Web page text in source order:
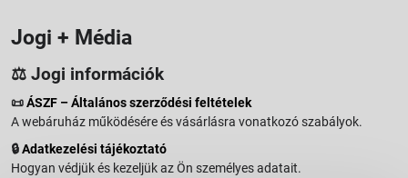
Jogi + Média
⚖️ Jogi információk
📜ÁSZF – Általános szerződési feltételek
A webáruház működésére és vásárlásra vonatkozó szabályok.
🔒Adatkezelési tájékoztató
Hogyan védjük és kezeljük az Ön személyes adatait.